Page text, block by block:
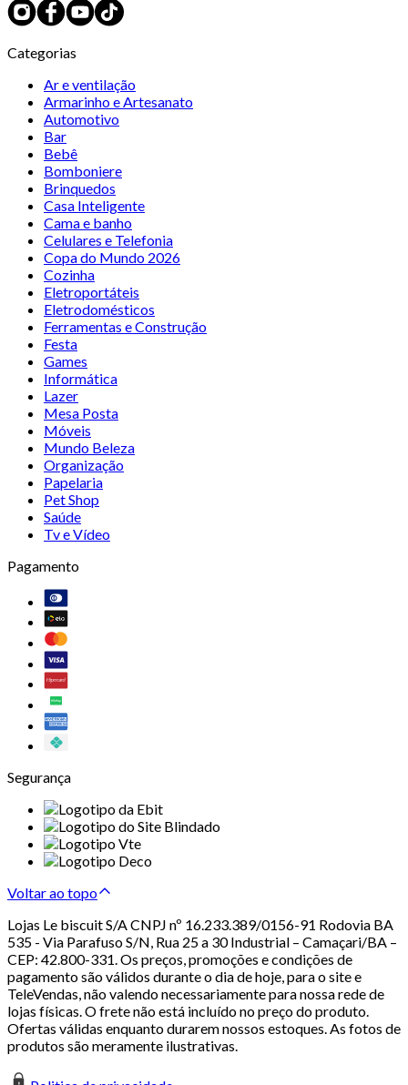
Categorias
Ar e ventilação
Armarinho e Artesanato
Automotivo
Bar
Bebê
Bomboniere
Brinquedos
Casa Inteligente
Cama e banho
Celulares e Telefonia
Copa do Mundo 2026
Cozinha
Eletroportáteis
Eletrodomésticos
Ferramentas e Construção
Festa
Games
Informática
Lazer
Mesa Posta
Móveis
Mundo Beleza
Organização
Papelaria
Pet Shop
Saúde
Tv e Vídeo
Pagamento
Segurança
Voltar ao topo
Lojas Le biscuit S/A CNPJ nº 16.233.389/0156-91 Rodovia BA
535 - Via Parafuso S/N, Rua 25 a 30 Industrial – Camaçari/BA –
CEP: 42.800-331. Os preços, promoções e condições de
pagamento são válidos durante o dia de hoje, para o site e
TeleVendas, não valendo necessariamente para nossa rede de
lojas físicas. O frete não está incluído no preço do produto.
Ofertas válidas enquanto durarem nossos estoques. As fotos de
produtos são meramente ilustrativas.